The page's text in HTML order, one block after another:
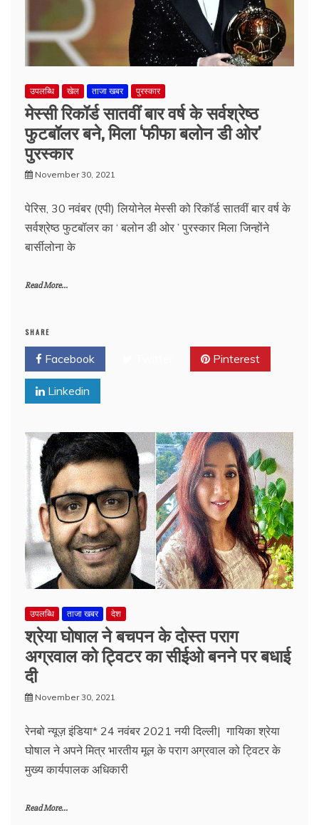
उपलब्धि खेल ताजा खबर पुरस्कार
मेस्सी रिकॉर्ड सातवीं बार वर्ष के सर्वश्रेष्ठ
फुटबॉलर बने, मिला ‘फीफा बलोन डी ओर’
पुरस्कार
November 30, 2021
पेरिस, 30 नवंबर (एपी) लियोनेल मेस्सी को रिकॉर्ड सातवीं बार वर्ष के
सर्वश्रेष्ठ फुटबॉलर का ‘ बलोन डी ओर ’ पुरस्कार मिला जिन्होंने
बार्सीलोना के
Read More...
SHARE
Facebook Pinterest
Linkedin
उपलब्धि ताजा खबर देश
श्रेया घोषाल ने बचपन के दोस्त पराग
अग्रवाल को ट्विटर का सीईओ बनने पर बधाई
दी
November 30, 2021
रेनबो न्यूज़ इंडिया* 24 नवंबर 2021 नयी दिल्ली| गायिका श्रेया
घोषाल ने अपने मित्र भारतीय मूल के पराग अग्रवाल को ट्विटर के
मुख्य कार्यपालक अधिकारी
Read More...